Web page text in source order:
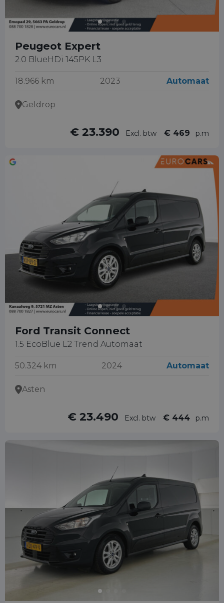
Peugeot Expert
2.0 BlueHDi 145PK L3
18.966 km 2023 Automaat
Geldrop
€ 23.390 Excl. btw € 469 p.m
Ford Transit Connect
1.5 EcoBlue L2 Trend Automaat
50.324 km 2024 Automaat
Asten
€ 23.490 Excl. btw € 444 p.m